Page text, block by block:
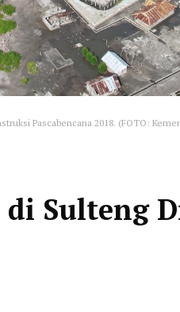
Pascabencana 2018. (FOTO:
di Sulteng